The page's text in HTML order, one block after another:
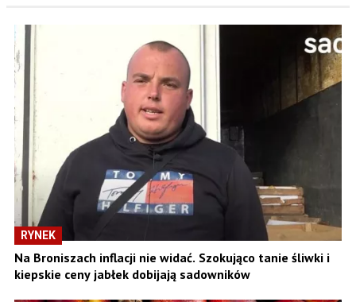
RYNEK
Na Broniszach inflacji nie widać. Szokująco tanie śliwki i
kiepskie ceny jabłek dobijają sadowników